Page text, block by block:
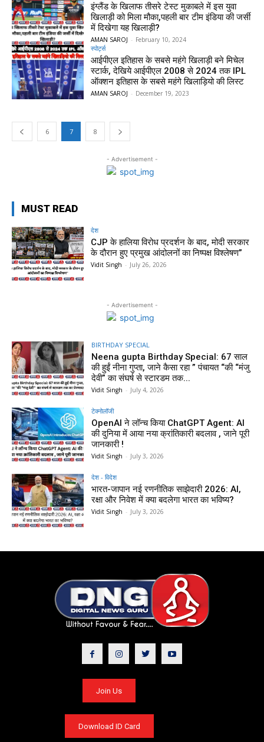
इंग्लैंड के खिलाफ तीसरे टेस्ट मुकाबले में इस युवा
खिलाड़ी को मिला मौका,पहली बार टीम इंडिया की जर्सी
में दिखेगा यह खिलाड़ी?
AMAN SAROJ - February 10, 2024
स्पोर्ट्स
आईपीएल इतिहास के सबसे महंगे खिलाड़ी बने मिचेल
स्टार्क, देखिये आईपीएल 2008 से 2024 तक IPL
ऑक्शन इतिहास के सबसे महंगे खिलाड़ियो की लिस्ट
AMAN SAROJ - December 19, 2023
6 7 8
- Advertisement -
MUST READ
देश
CJP के हालिया विरोध प्रदर्शन के बाद, मोदी सरकार
के दौरान हुए प्रमुख आंदोलनों का निष्पक्ष विश्लेषण”
Vidit Singh - July 26, 2026
- Advertisement -
BIRTHDAY SPECIAL
Neena gupta Birthday Special: 67 साल
की हुईं नीना गुप्ता, जाने कैसा रहा ” पंचायत “की “मंजु
देवी” का संघर्ष से स्टारडम तक...
Vidit Singh - July 4, 2026
टेक्नोलॉजी
OpenAI ने लॉन्च किया ChatGPT Agent: AI
की दुनिया में आया नया क्रांतिकारी बदलाव , जाने पूरी
जानकारी !
Vidit Singh - July 3, 2026
देश - विदेश
भारत-जापान नई रणनीतिक साझेदारी 2026: AI,
रक्षा और निवेश में क्या बदलेगा भारत का भविष्य?
Vidit Singh - July 3, 2026
Join Us
Download ID Card